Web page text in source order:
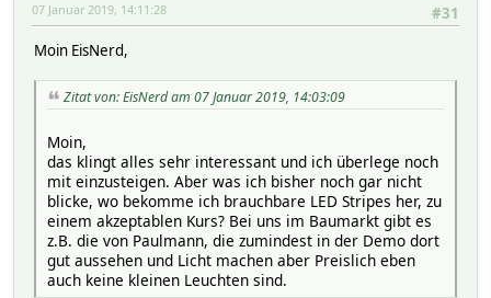
#31
07 Januar 2019, 14:11:28
Moin EisNerd,
Zitat von: EisNerd am 07 Januar 2019, 14:03:09
Moin,
das klingt alles sehr interessant und ich überlege noch
mit einzusteigen. Aber was ich bisher noch gar nicht
blicke, wo bekomme ich brauchbare LED Stripes her, zu
einem akzeptablen Kurs? Bei uns im Baumarkt gibt es
z.B. die von Paulmann, die zumindest in der Demo dort
gut aussehen und Licht machen aber Preislich eben
auch keine kleinen Leuchten sind.